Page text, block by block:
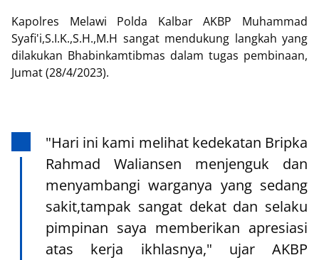
Kapolres Melawi Polda Kalbar AKBP Muhammad
Syafi'i,S.I.K.,S.H.,M.H sangat mendukung langkah yang
dilakukan Bhabinkamtibmas dalam tugas pembinaan,
Jumat (28/4/2023).
"Hari ini kami melihat kedekatan Bripka
Rahmad Waliansen menjenguk dan
menyambangi warganya yang sedang
sakit,tampak sangat dekat dan selaku
pimpinan saya memberikan apresiasi
atas kerja ikhlasnya," ujar AKBP